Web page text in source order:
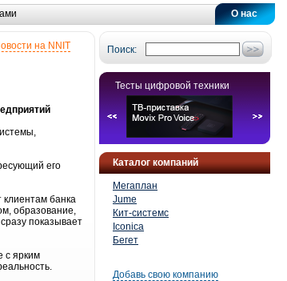
О нас
Поиск:
Тесты цифровой техники
Каталог компаний
Мегаплан
Jume
Кит-системс
Iconica
Бегет
Добавь свою компанию
на NNIT
его
клиентам банка
образование,
показывает
с ярким